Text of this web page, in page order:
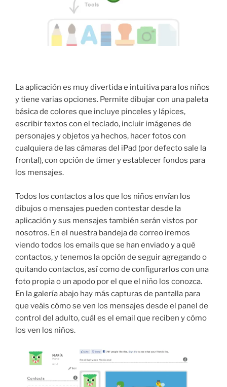
La aplicación es muy divertida e intuitiva para los niños
y tiene varias opciones. Permite dibujar con una paleta
básica de colores que incluye pinceles y lápices,
escribir textos con el teclado, incluir imágenes de
personajes y objetos ya hechos, hacer fotos con
cualquiera de las cámaras del iPad (por defecto sale la
frontal), con opción de timer y establecer fondos para
los mensajes.
Todos los contactos a los que los niños envían los
dibujos o mensajes pueden contestar desde la
aplicación y sus mensajes también serán vistos por
nosotros. En el nuestra bandeja de correo iremos
viendo todos los emails que se han enviado y a qué
contactos, y tenemos la opción de seguir agregando o
quitando contactos, así como de configurarlos con una
foto propia o un apodo por el que el niño los conozca.
En la galería abajo hay más capturas de pantalla para
que veáis cómo se ven los mensajes desde el panel de
control del adulto, cuál es el email que reciben y cómo
los ven los niños.